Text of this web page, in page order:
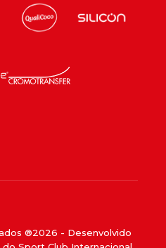
®2026 - Desenvolvido